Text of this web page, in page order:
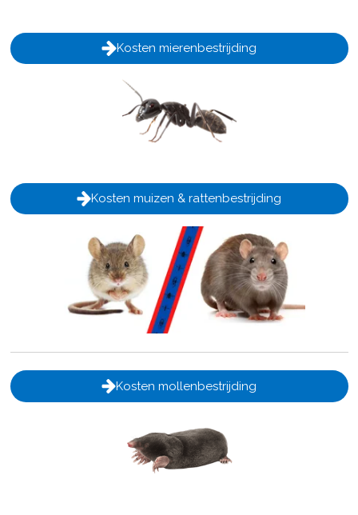
Kosten mierenbestrijding
Kosten muizen & rattenbestrijding
Kosten mollenbestrijding